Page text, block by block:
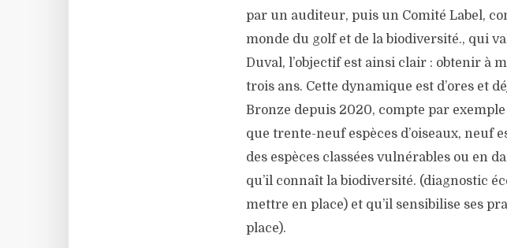
par un auditeur, puis un Comité Label,
monde du golf et de la biodiversité., qui
Duval, l’objectif est ainsi clair : obtenir à
trois ans. Cette dynamique est d’ores et
Bronze depuis 2020, compte par
que trente-neuf espèces d’oiseaux, neuf
des espèces classées vulnérables ou en
qu’il connaît la biodiversité. (diagnostic
mettre en place) et qu’il sensibilise ses
place).